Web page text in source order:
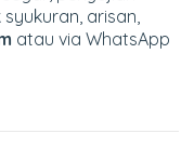
arisan,
atau via WhatsApp